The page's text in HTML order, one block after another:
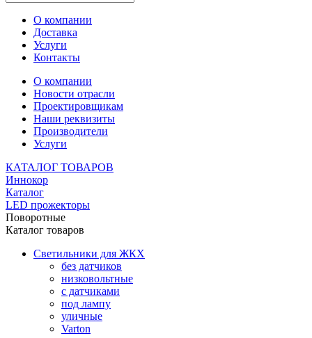
О компании
Доставка
Услуги
Контакты
О компании
Новости отрасли
Проектировщикам
Наши реквизиты
Производители
Услуги
КАТАЛОГ ТОВАРОВ
Иннокор
Каталог
LED прожекторы
Поворотные
Каталог товаров
Светильники для ЖКХ
без датчиков
низковольтные
с датчиками
под лампу
уличные
Varton